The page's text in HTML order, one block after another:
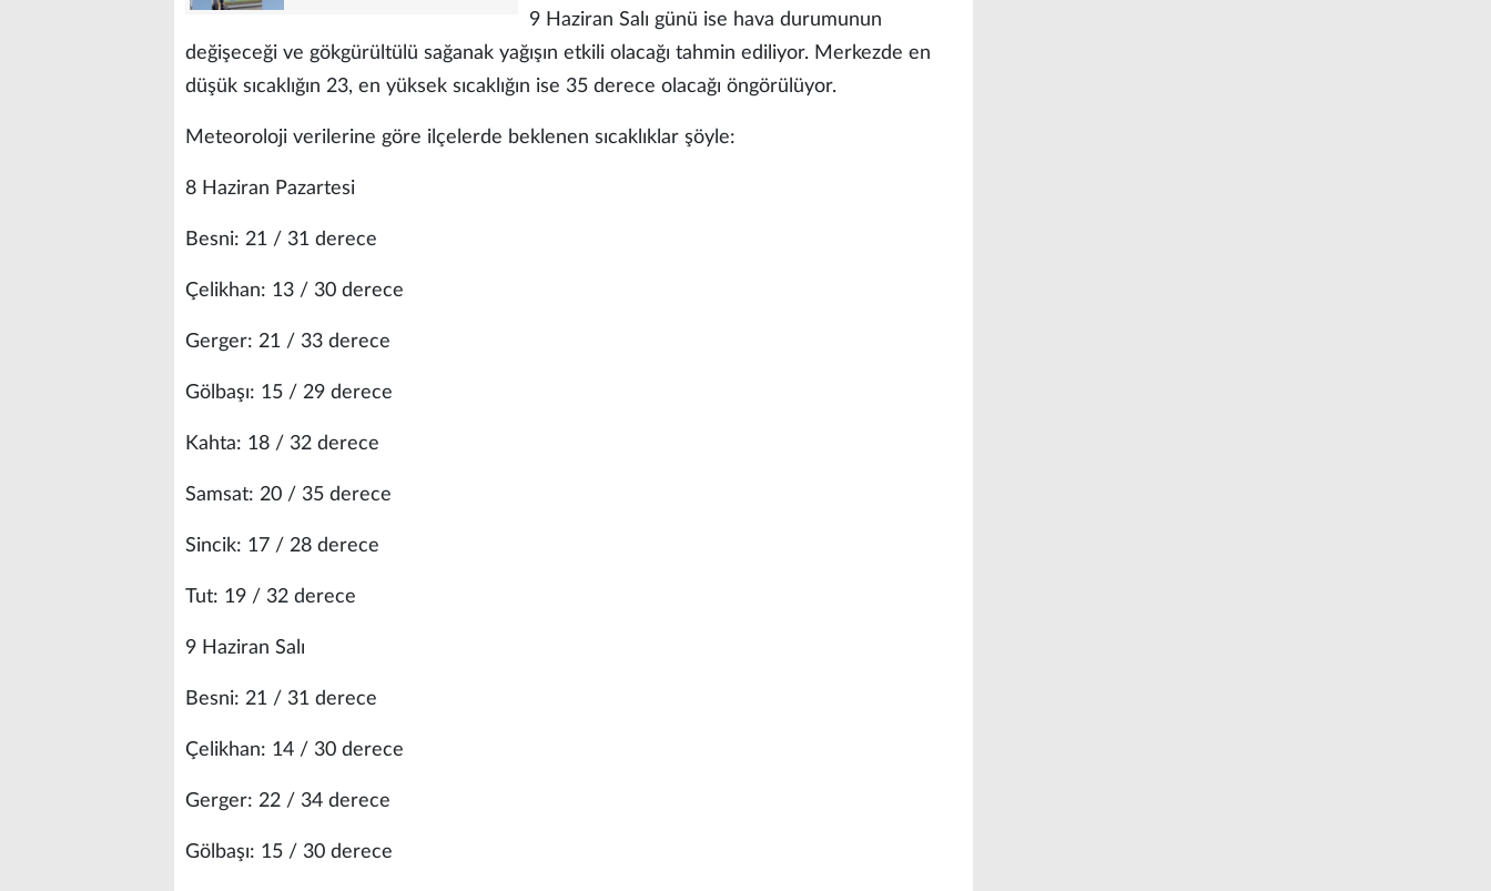
9 Haziran Salı günü ise hava durumunun
değişeceği ve gökgürültülü sağanak yağışın etkili olacağı tahmin ediliyor. Merkezde en
düşük sıcaklığın 23, en yüksek sıcaklığın ise 35 derece olacağı öngörülüyor.
Meteoroloji verilerine göre ilçelerde beklenen sıcaklıklar şöyle:
8 Haziran Pazartesi
Besni: 21 / 31 derece
Çelikhan: 13 / 30 derece
Gerger: 21 / 33 derece
Gölbaşı: 15 / 29 derece
Kahta: 18 / 32 derece
Samsat: 20 / 35 derece
Sincik: 17 / 28 derece
Tut: 19 / 32 derece
9 Haziran Salı
Besni: 21 / 31 derece
Çelikhan: 14 / 30 derece
Gerger: 22 / 34 derece
Gölbaşı: 15 / 30 derece